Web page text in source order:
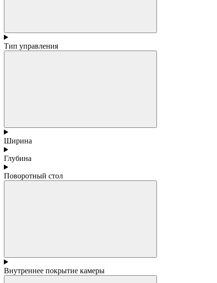
Тип управления
Ширина
Глубина
Поворотный стол
Внутреннее покрытие камеры